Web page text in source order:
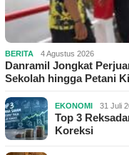
BERITA 4 Agustus 2026
Danramil Jongkat
Sekolah hingga Petani
EKONOMI 31 Juli
Top 3
Koreksi